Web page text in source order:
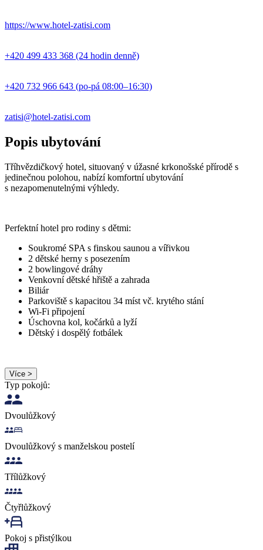
−
https://www.hotel-zatisi.com
+420 499 433 368 (24 hodin denně)
+420 732 966 643 (po-pá 08:00–16:30)
zatisi@hotel-zatisi.com
Popis ubytování
Tříhvězdičkový hotel, situovaný v úžasné krkonošské přírodě s
jedinečnou polohou, nabízí komfortní ubytování
s nezapomenutelnými výhledy.
Perfektní hotel pro rodiny s dětmi:
Soukromé SPA s finskou saunou a vířivkou
2 dětské herny s posezením
2 bowlingové dráhy
Venkovní dětské hřiště a zahrada
Biliár
Parkoviště s kapacitou 34 míst vč. krytého stání
Wi-Fi připojení
Úschovna kol, kočárků a lyží
Dětský i dospělý fotbálek
Více >
Typ pokojů:
Dvoulůžkový
Dvoulůžkový s manželskou postelí
Třílůžkový
Čtyřlůžkový
Pokoj s přistýlkou